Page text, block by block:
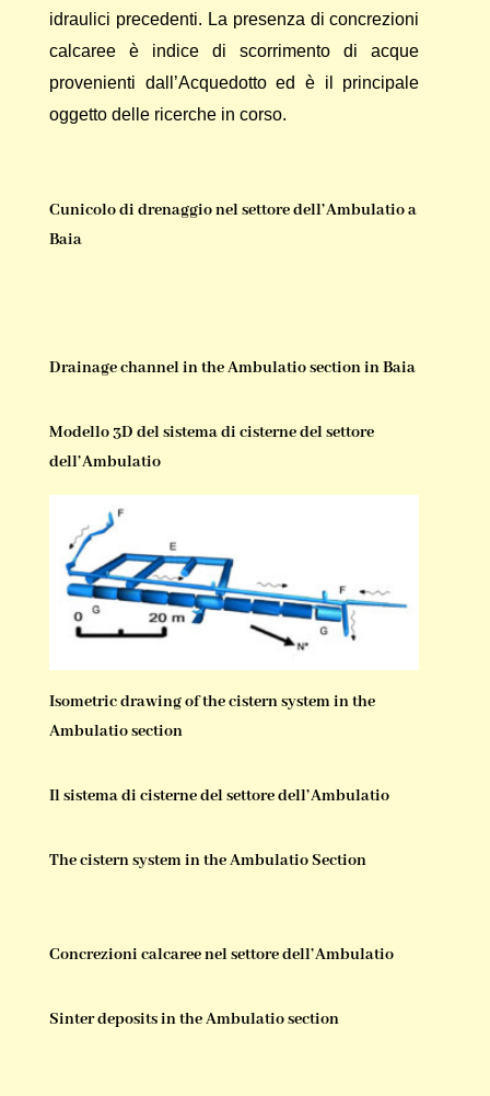
idraulici precedenti. La presenza di concrezioni
calcaree è indice di scorrimento di acque
provenienti dall’Acquedotto ed è il principale
oggetto delle ricerche in corso.
Cunicolo di drenaggio nel settore dell’Ambulatio a
Baia
Drainage channel in the Ambulatio section in Baia
Modello 3D del sistema di cisterne del settore
dell’Ambulatio
Isometric drawing of the cistern system in the
Ambulatio section
Il sistema di cisterne del settore dell’Ambulatio
The cistern system in the Ambulatio Section
Concrezioni calcaree nel settore dell’Ambulatio
Sinter deposits in the Ambulatio section